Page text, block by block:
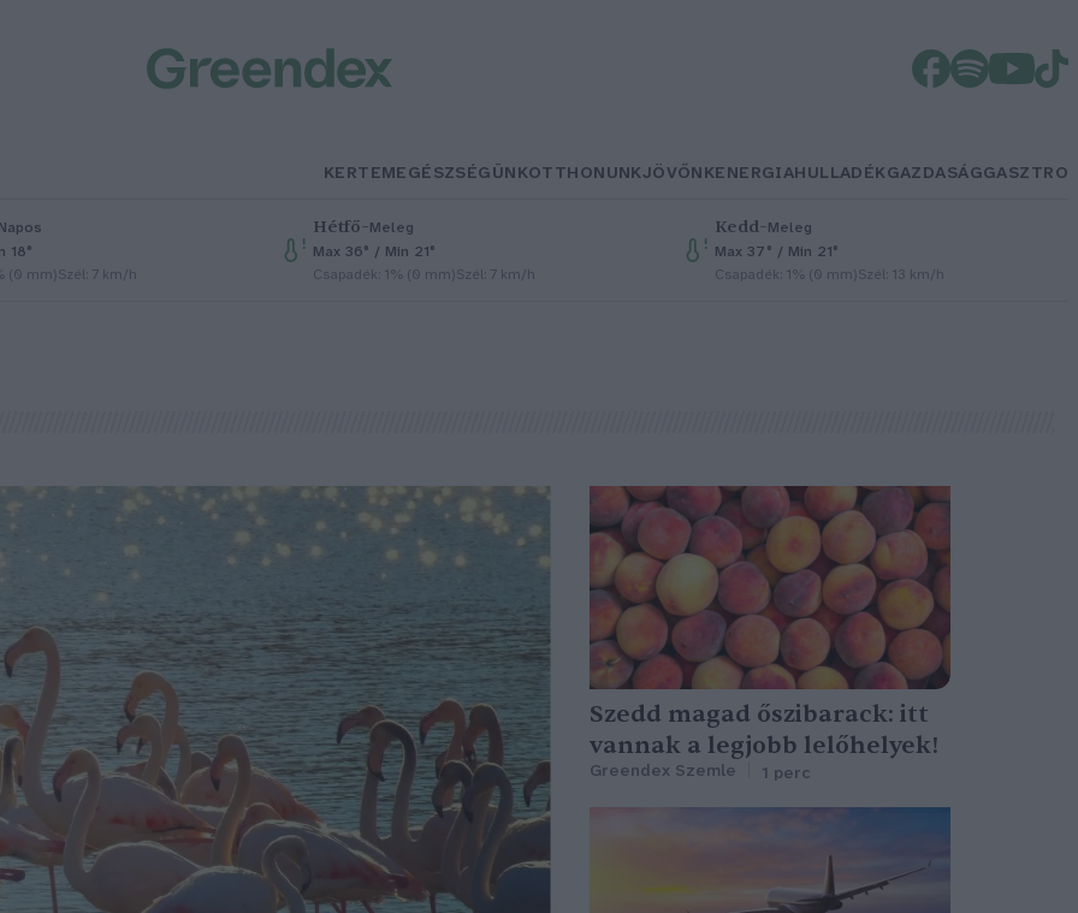
KERTEMEGÉSZSÉGÜNKOTTHONUNKJÖVŐNKENERGIAHULLADÉKGAZDASÁGGASZTRO
Napos
18°
(0 mm)Szél: 7 km/h
Hétfő–Meleg
Max 36° / Min 21°
Csapadék: 1% (0 mm)Szél: 7 km/h
Kedd–Meleg
Max 37° / Min 21°
Csapadék: 1% (0 mm)Szél: 13 km/h
Szedd magad őszibarack: itt
vannak a legjobb lelőhelyek!
Greendex Szemle 1 perc